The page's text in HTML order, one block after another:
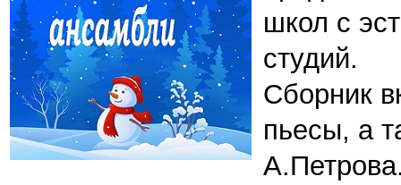
школ с
студий.
Сборник
пьесы, а